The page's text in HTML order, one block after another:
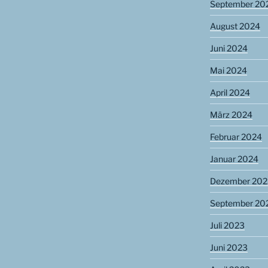
September
August 2024
Juni 2024
Mai 2024
April 2024
März 2024
Februar 2024
Januar 2024
Dezember
September
Juli 2023
Juni 2023